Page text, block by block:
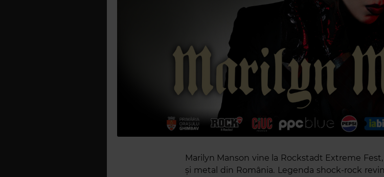
Marilyn Manson vine la Rockstadt Extreme
și metal din România. Legenda shock-rock